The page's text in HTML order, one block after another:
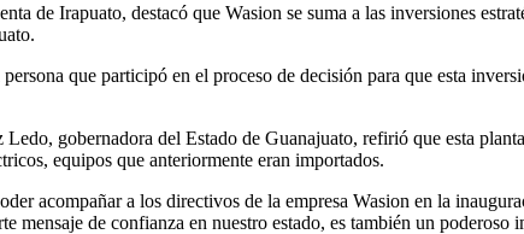
de Irapuato, destacó que Wasion se suma a las inversiones
persona que participó en el proceso de decisión para que esta
gobernadora del Estado de Guanajuato, refirió que esta
equipos que anteriormente eran importados.
acompañar a los directivos de la empresa Wasion en la
mensaje de confianza en nuestro estado, es también un